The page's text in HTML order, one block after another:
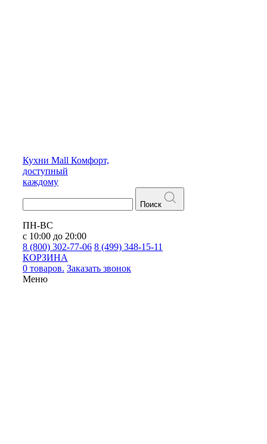
Кухни Mall Комфорт,
доступный
каждому
Поиск
ПН-ВС
с 10:00 до 20:00
8 (800) 302-77-06 8 (499) 348-15-11
КОРЗИНА
0 товаров. Заказать звонок
Меню